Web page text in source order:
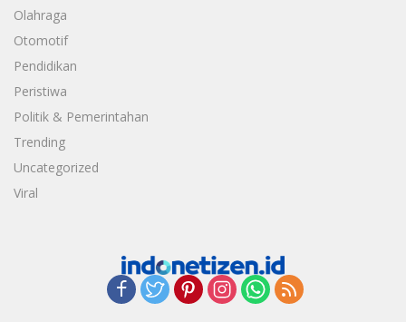
Olahraga
Otomotif
Pendidikan
Peristiwa
Politik & Pemerintahan
Trending
Uncategorized
Viral